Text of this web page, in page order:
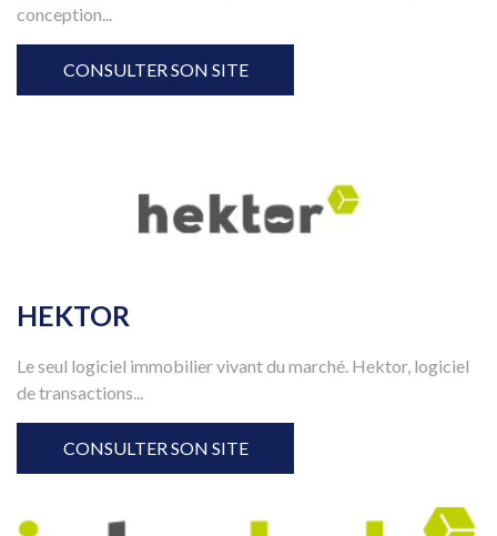
conception...
CONSULTER SON SITE
HEKTOR
Le seul logiciel immobilier vivant du marché. Hektor, logiciel
de transactions...
CONSULTER SON SITE